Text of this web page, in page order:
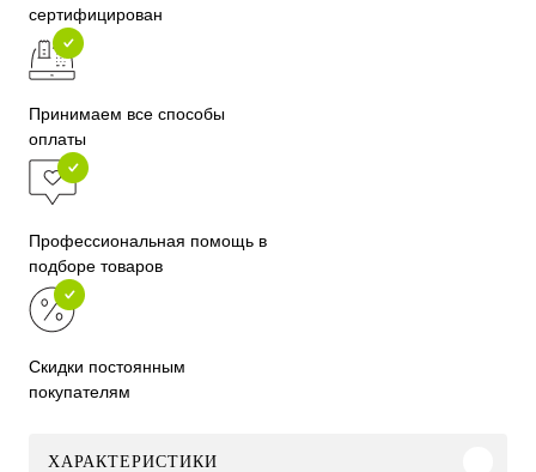
сертифицирован
Принимаем все способы
оплаты
Профессиональная помощь в
подборе товаров
Скидки постоянным
покупателям
ХАРАКТЕРИСТИКИ